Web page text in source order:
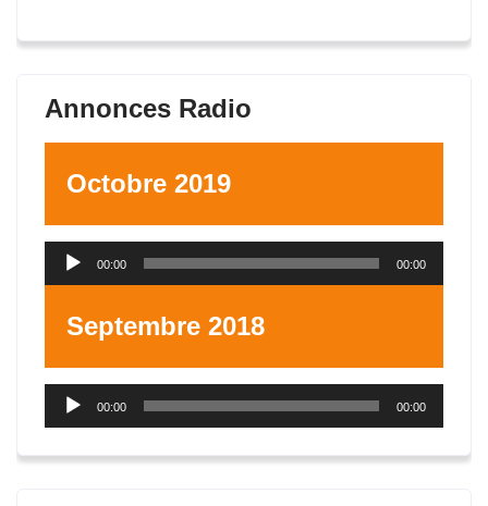
Annonces Radio
Octobre 2019
Lecteur
00:00 00:00
Septembre 2018
Lecteur
00:00 00:00